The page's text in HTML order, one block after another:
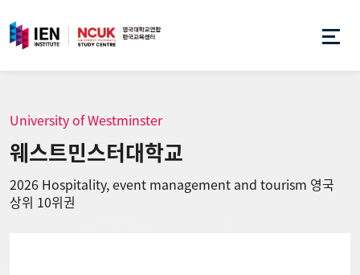
University of Westminster
웨스트민스터대학교
2026 Hospitality, event management and tourism 영국
상위 10위권